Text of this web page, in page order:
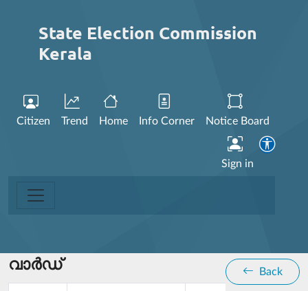
State Election Commission
Kerala
Citizen Trend Home Info Corner Notice Board
Sign in
വാര്‍ഡ് Back